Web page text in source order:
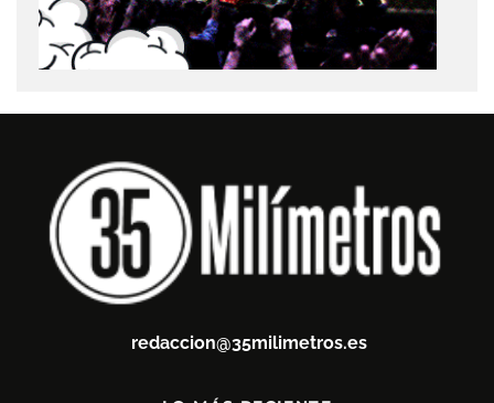
redaccion@35milimetros.es